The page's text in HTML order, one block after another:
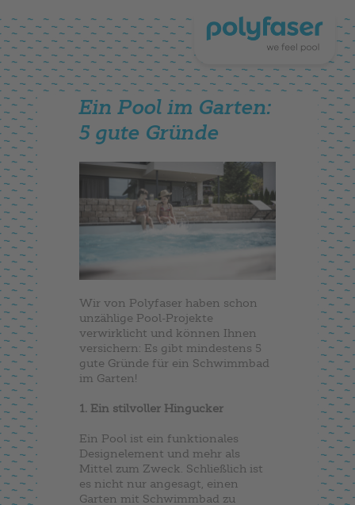
Ein Pool im Garten:
5 gute Gründe
Wir von Polyfaser haben schon
unzählige Pool-Projekte
verwirklicht und können Ihnen
versichern: Es gibt mindestens 5
gute Gründe für ein Schwimmbad
im Garten!
1. Ein stilvoller Hingucker
Ein Pool ist ein funktionales
Designelement und mehr als
Mittel zum Zweck. Schließlich ist
es nicht nur angesagt, einen
Garten mit Schwimmbad zu